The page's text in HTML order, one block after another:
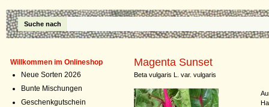
Suche nach
Willkommen im Onlineshop
Neue Sorten 2026
Bunte Mischungen
Geschenkgutschein
Magenta Sunset
Beta vulgaris L. var. vulgaris